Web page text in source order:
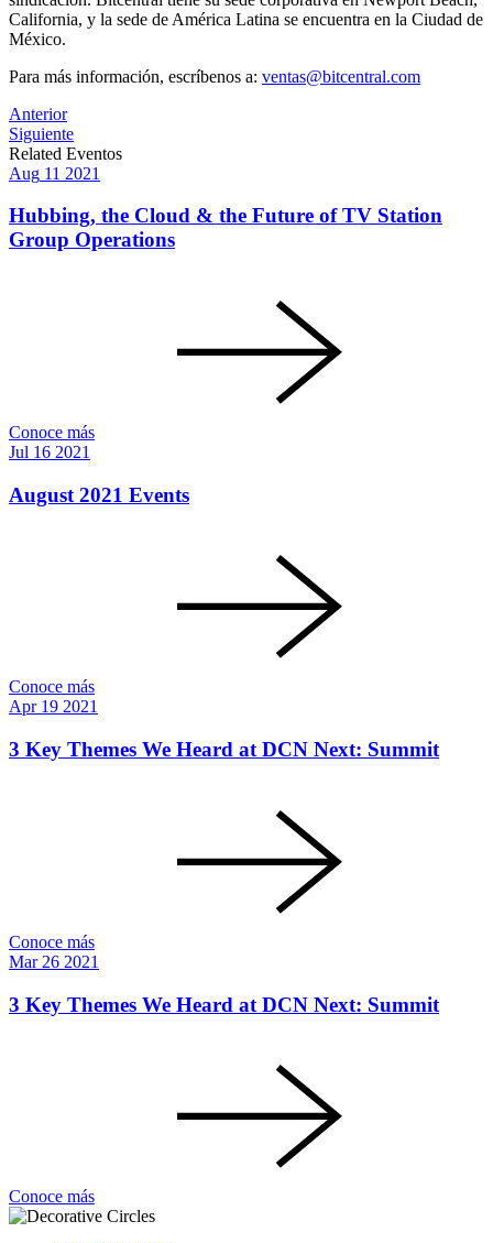
California, y la sede de América Latina se encuentra en la Ciudad de
México.
Para más información, escríbenos a: ventas@bitcentral.com
Post
navigation
Anterior
Siguiente
Related Eventos
Aug 11 2021
Hubbing, the Cloud & the Future of TV Station
Group Operations
Conoce más
Jul 16 2021
August 2021 Events
Conoce más
Apr 19 2021
3 Key Themes We Heard at DCN Next: Summit
Conoce más
Mar 26 2021
3 Key Themes We Heard at DCN Next: Summit
Conoce más